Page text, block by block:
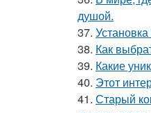
душой.
37.
38. Как
39. Какие
40. Этот
41. Старый